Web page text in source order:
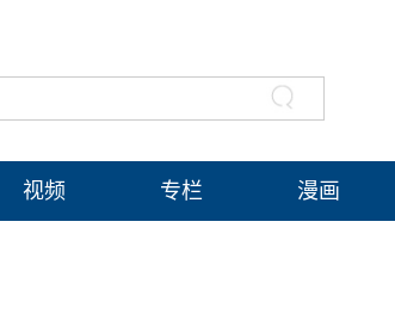
视频 专栏 漫画